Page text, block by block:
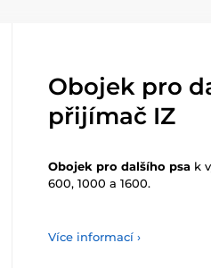
Obojek pro
přijímač IZ
Obojek pro dalšího psa k
600, 1000 a 1600.
Více informací ›